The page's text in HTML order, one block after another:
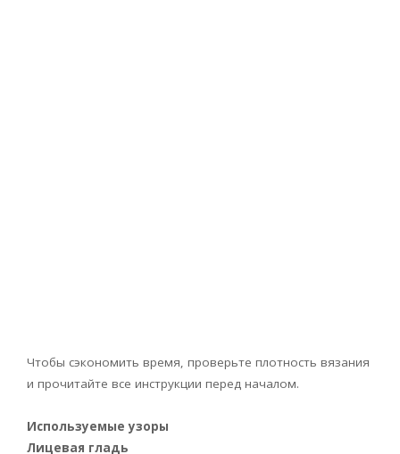
Чтобы сэкономить время, проверьте плотность вязания
и прочитайте все инструкции перед началом.
Используемые узоры
Лицевая гладь